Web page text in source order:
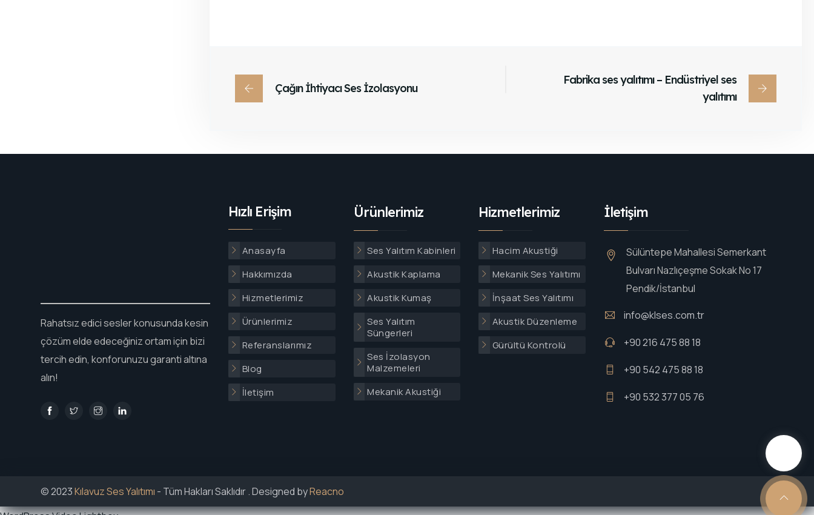
Çağın İhtiyacı Ses İzolasyonu
Fabrika ses yalıtımı – Endüstriyel ses
yalıtımı
Rahatsız edici sesler konusunda kesin
çözüm elde edeceğiniz ortam için bizi
tercih edin, konforunuzu garanti altına
alın!
Hızlı Erişim
Anasayfa
Hakkımızda
Hizmetlerimiz
Ürünlerimiz
Referanslarımız
Blog
İletişim
Ürünlerimiz
Ses Yalıtım Kabinleri
Akustik Kaplama
Akustik Kumaş
Ses Yalıtım
Süngerleri
Ses İzolasyon
Malzemeleri
Mekanik Akustiği
Hizmetlerimiz
Hacim Akustiği
Mekanik Ses Yalıtımı
İnşaat Ses Yalıtımı
Akustik Düzenleme
Gürültü Kontrolü
İletişim
Sülüntepe Mahallesi Semerkant
Bulvarı Nazlıçeşme Sokak No 17
Pendik/İstanbul
info@klses.com.tr
+90 216 475 88 18
+90 542 475 88 18
+90 532 377 05 76
© 2023Kılavuz Ses Yalıtımı - Tüm Hakları Saklıdır . Designed byReacno